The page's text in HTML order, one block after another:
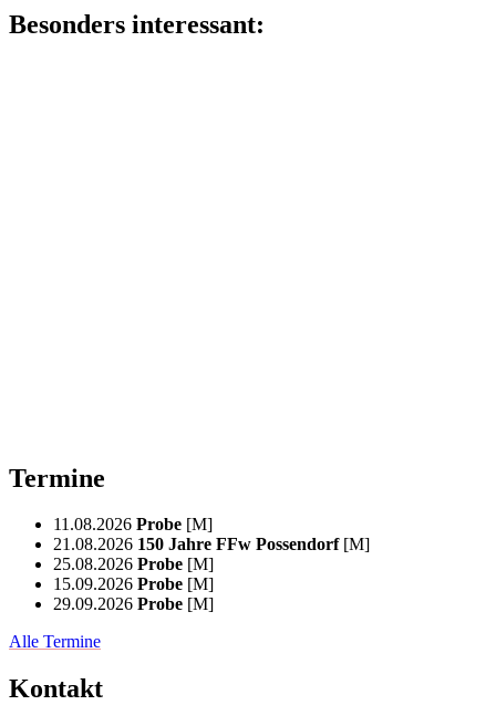
Besonders interessant:
Termine
11.08.2026 Probe [M]
21.08.2026 150 Jahre FFw Possendorf [M]
25.08.2026 Probe [M]
15.09.2026 Probe [M]
29.09.2026 Probe [M]
Alle Termine
Kontakt